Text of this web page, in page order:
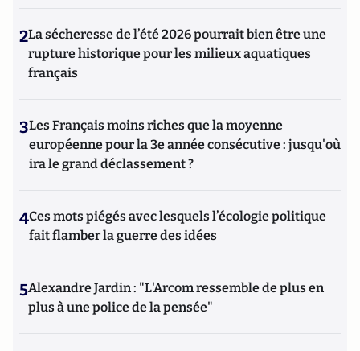
2La sécheresse de l’été 2026 pourrait bien être une
rupture historique pour les milieux aquatiques
français
3Les Français moins riches que la moyenne
européenne pour la 3e année consécutive : jusqu'où
ira le grand déclassement ?
4Ces mots piégés avec lesquels l’écologie politique
fait flamber la guerre des idées
5Alexandre Jardin : "L'Arcom ressemble de plus en
plus à une police de la pensée"